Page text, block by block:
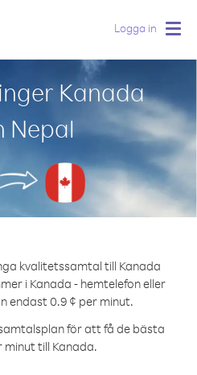
Logga in
Kanada
Nepal
kvalitetssamtal till Kanada
i Kanada - hemtelefon eller
endast 0.9 ¢ per minut.
för att få de bästa
minut till Kanada.